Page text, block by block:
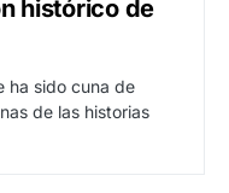
histórico de
ha sido cuna de
de las historias